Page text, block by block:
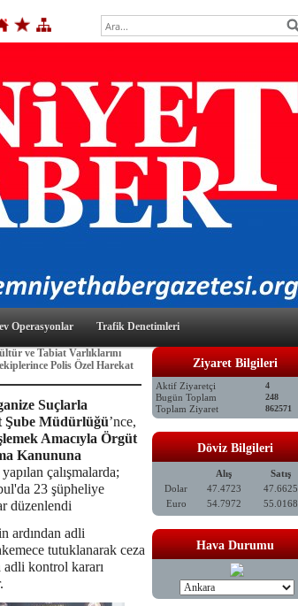
Operasyonlar Trafik Denetimleri
ve Tabiat Varlıklarını
Polis Özel Harekat
Suçlarla
Şube Müdürlüğü’nce,
Amacıyla Örgüt
Kanununa
çalışmalarda;
23 şüpheliye
düzenlendi
ardından adli
tutuklanarak ceza
kontrol kararı
Ziyaret Bilgileri
Aktif Ziyaretçi 4
Bugün Toplam 248
Toplam Ziyaret 862571
Döviz Bilgileri
Alış
Satış
Dolar
47.4723
47.6625
Euro
54.7972 55.0168
Hava Durumu